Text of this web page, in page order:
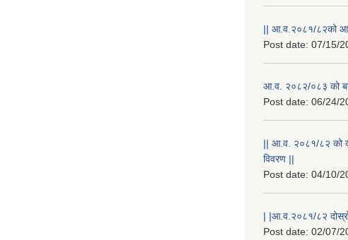
|| आ.व.२०८१/८२को
Post date: 07/15/
आ.व. २०८२/०८३ को
Post date: 06/24/
|| आ.व. २०८१/८२ को
विवरण ||
Post date: 04/10/
| |आ.व.२०८१/८२
Post date: 02/07/